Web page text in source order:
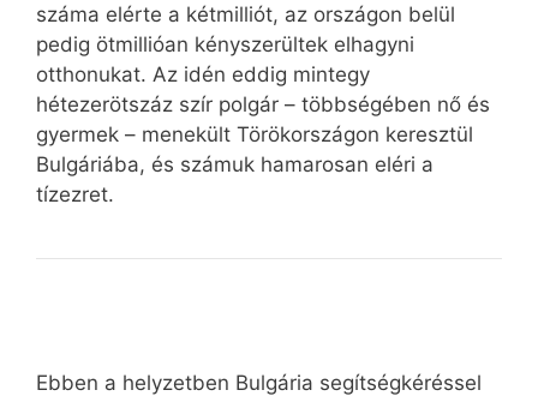
száma elérte a kétmilliót, az országon belül
pedig ötmillióan kényszerültek elhagyni
otthonukat. Az idén eddig mintegy
hétezerötszáz szír polgár – többségében nő és
gyermek – menekült Törökországon keresztül
Bulgáriába, és számuk hamarosan eléri a
tízezret.
Ebben a helyzetben Bulgária segítségkéréssel